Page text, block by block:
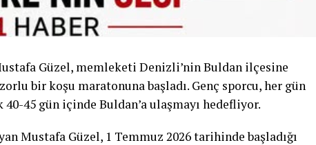
Güzel, memleketi Denizli’nin Buldan ilçesine
bir koşu maratonuna başladı. Genç sporcu, her gün
45 gün içinde Buldan’a ulaşmayı hedefliyor.
Mustafa Güzel, 1 Temmuz 2026 tarihinde başladığı